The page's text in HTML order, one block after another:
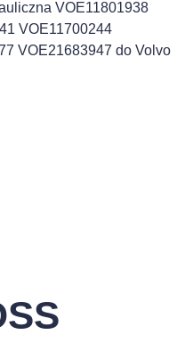
VOE11801938
VOE11700244
VOE21683947 do Volvo